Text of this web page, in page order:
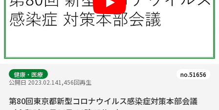
Play
健康・医療
公開日 2023.02.141,456回再生
no.51656
第80回東京都新型コロナウイルス感染症対策本部会議